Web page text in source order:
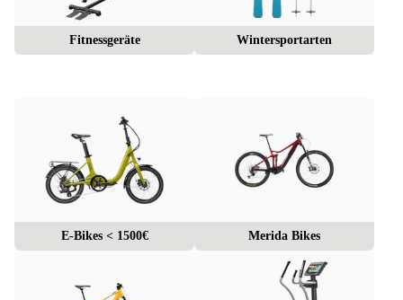
Fitnessgeräte Wintersportarten
E-Bikes < 1500€ Merida Bikes